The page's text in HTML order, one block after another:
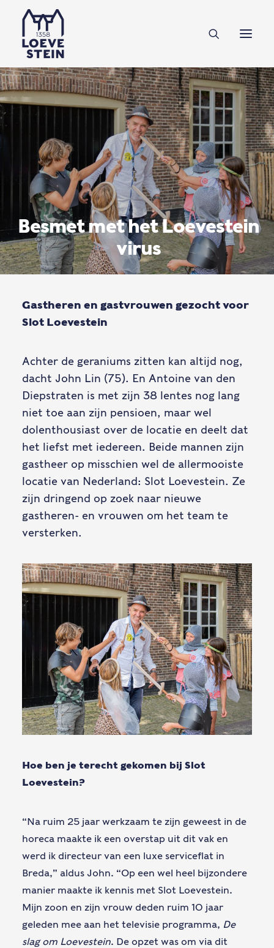
Ontdek Loevestein
Plan je bezoek
Onderwijs
NL DE
Steun ons
Tickets
Besmet met het Loevestein
virus
Gastheren en gastvrouwen gezocht voor
Slot Loevestein
Achter de geraniums zitten kan altijd nog,
dacht John Lin (75). En Antoine van den
Diepstraten is met zijn 38 lentes nog lang
niet toe aan zijn pensioen, maar wel
dolenthousiast over de locatie en deelt dat
het liefst met iedereen. Beide mannen zijn
gastheer op misschien wel de allermooiste
locatie van Nederland: Slot Loevestein. Ze
zijn dringend op zoek naar nieuwe
gastheren- en vrouwen om het team te
versterken.
Hoe ben je terecht gekomen bij Slot
Loevestein?
“Na ruim 25 jaar werkzaam te zijn geweest in de
horeca maakte ik een overstap uit dit vak en
werd ik directeur van een luxe serviceflat in
Breda,” aldus John. “Op een wel heel bijzondere
manier maakte ik kennis met Slot Loevestein.
Mijn zoon en zijn vrouw deden ruim 10 jaar
geleden mee aan het televisie programma, De
slag om Loevestein. De opzet was om via dit